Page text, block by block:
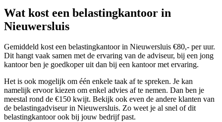
Wat kost een belastingkantoor in
Nieuwersluis
Gemiddeld kost een belastingkantoor in Nieuwersluis €80,- per uur.
Dit hangt vaak samen met de ervaring van de adviseur, bij een jong
kantoor ben je goedkoper uit dan bij een kantoor met ervaring.
Het is ook mogelijk om één enkele taak af te spreken. Je kan
namelijk ervoor kiezen om enkel advies af te nemen. Dan ben je
meestal rond de €150 kwijt. Bekijk ook even de andere klanten van
de belastingadviseur in Nieuwersluis. Zo weet je al snel of dit
belastingkantoor ook bij jouw bedrijf past.